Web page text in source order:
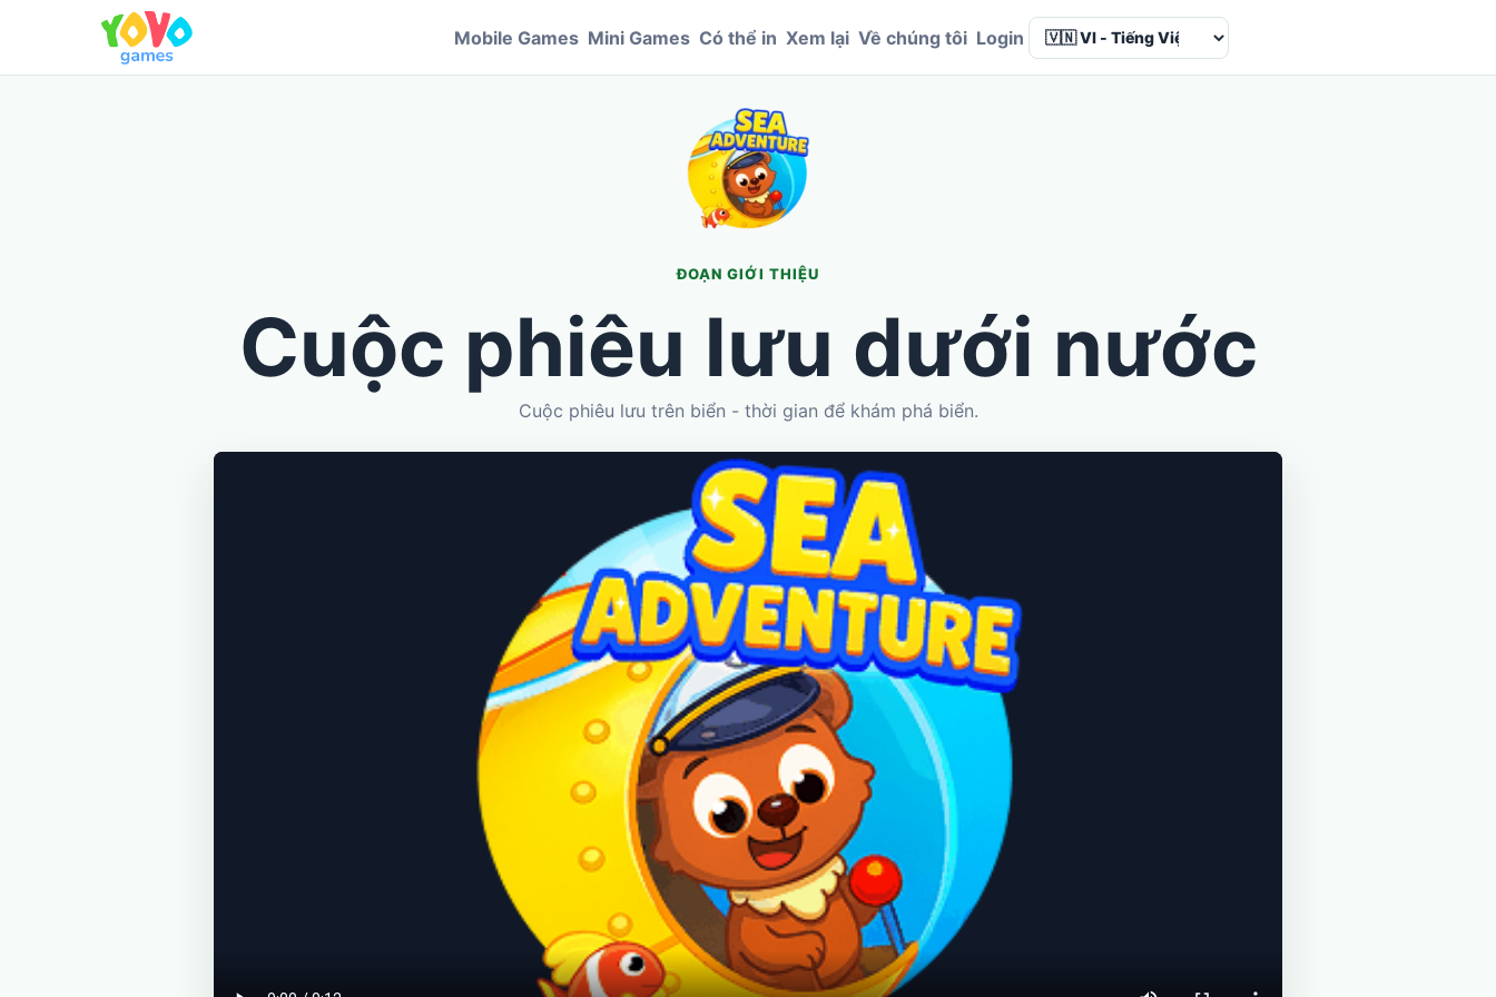
Mobile Games Mini Games Có thể in Xem lại Về chúng tôi Login Language
ĐOẠN GIỚI THIỆU
Cuộc phiêu lưu dưới nước
Cuộc phiêu lưu trên biển - thời gian để khám phá biển.